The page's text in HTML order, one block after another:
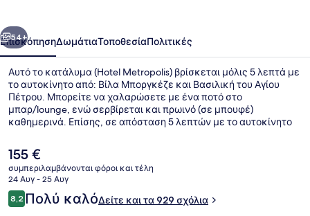
Επόμενο
54+
ΕπισκόπησηΔωμάτιαΤοποθεσίαΠολιτικές
Αυτό το κατάλυμα (Hotel Metropolis) βρίσκεται μόλις 5 λεπτά με
το αυτοκίνητο από: Βίλα Μποργκέζε και Βασιλική του Αγίου
Πέτρου. Μπορείτε να χαλαρώσετε με ένα ποτό στο
μπαρ/lounge, ενώ σερβίρεται και πρωινό (σε μπουφέ)
καθημερινά. Επίσης, σε απόσταση 5 λεπτών με το αυτοκίνητο
ταξιδιώτες το προτιμούν για το εξυπηρετικό προσωπικό και τη
συνολική κατάσταση του καταλύματος. Τα μέσα μαζικής
μεταφοράς είναι πολύ κοντά με τα πόδια: το σημείο επιβίβασης
Σταθμός Lepanto είναι μερικά μόλις βήματα μακριά και το
σημείο επιβίβασης Στάση τραμ Milizie/Distretto Militare
βρίσκεται σε απόσταση 3 λεπτών.
Η
τρέχουσα
τιμή
είναι
155 €
155 €
συμπεριλαμβάνονται φόροι και τέλη
24 Αυγ - 25 Αυγ
Σχόλια
8,28,2 στα 10
Πολύ καλόΔείτε και τα 929 σχόλια